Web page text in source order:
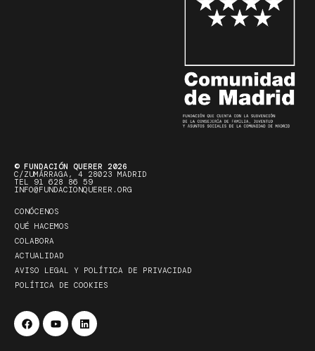
© FUNDACIÓN QUERER 2026
C/ZUMÁRRAGA, 4 28023 MADRID
TEL 91 628 86 59
INFO@FUNDACIONQUERER.ORG
CONÓCENOS
QUÉ HACEMOS
COLABORA
ACTUALIDAD
AVISO LEGAL Y POLÍTICA DE PRIVACIDAD
POLÍTICA DE COOKIES